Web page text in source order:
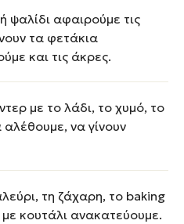
ψαλίδι αφαιρούμε τις
τα φετάκια
και τις άκρες.
με το λάδι, το χυμό, το
να γίνουν
τη ζάχαρη, το baking
κουτάλι ανακατεύουμε.